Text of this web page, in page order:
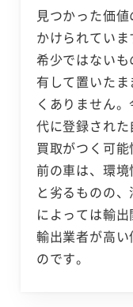
見つかった価
かけられてい
希少ではない
有して置いた
くありません
代に登録され
買取がつく可
前の車は、環
と劣るものの
によっては輸出
輸出業者が高
のです。